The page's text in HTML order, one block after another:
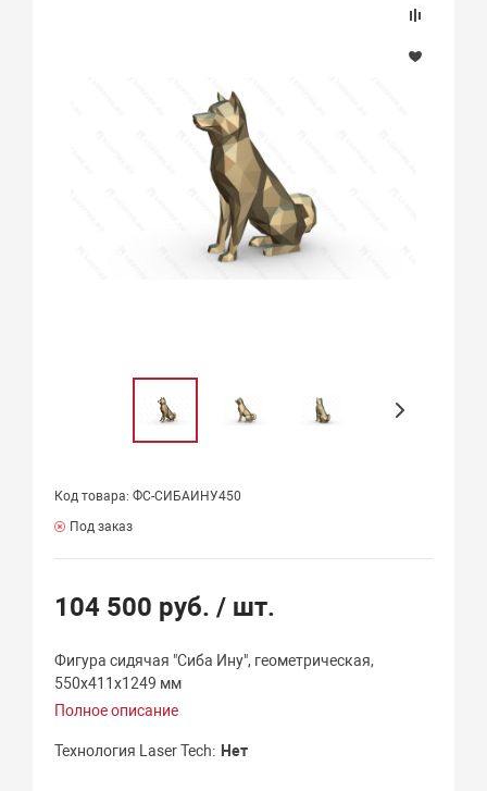
Код товара: ФС-СИБАИНУ450
Под заказ
104 500 руб./ шт.
Фигура сидячая "Сиба Ину", геометрическая,
550х411х1249 мм
Полное описание
Технология Laser Tech Нет